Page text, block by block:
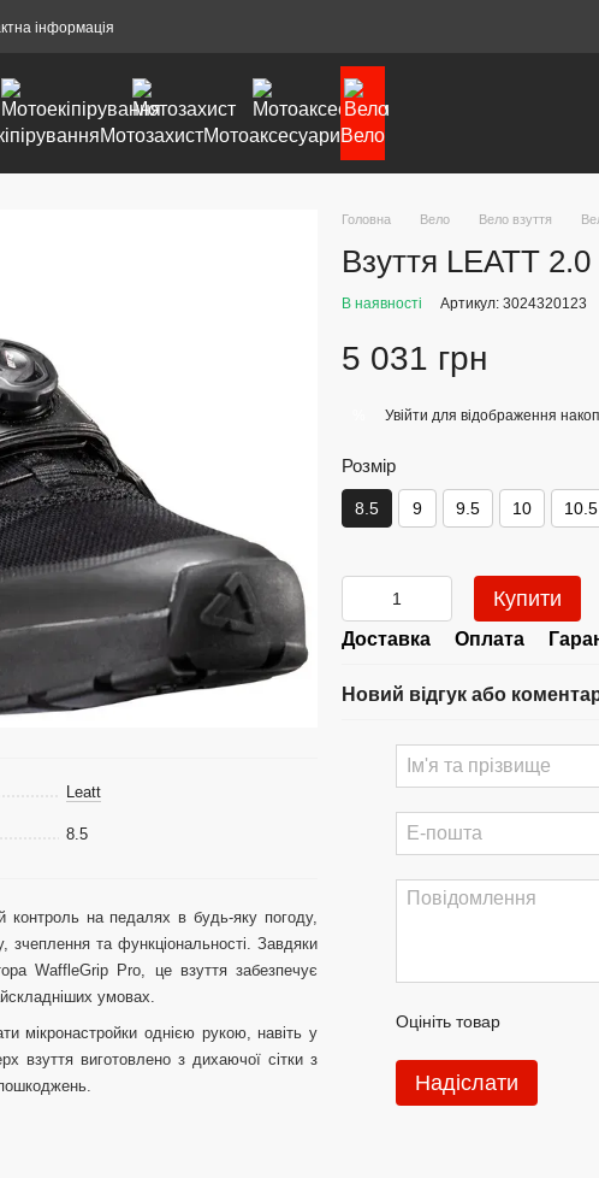
інформація
МотозахистМотоаксесуариВело
Leatt
8.5
на педалях в будь-яку погоду,
та функціональності. Завдяки
WaffleGrip Pro, це взуття забезпечує
умовах.
мікронастройки однією рукою, навіть у
взуття виготовлено з дихаючої сітки з
Головна Вело Вело взуття
Взуття LEATT
В наявності Артикул: 3024320123
5 031 грн
Увійти для відображення
Розмір
8.5 9 9.5 10 10.5
Купити
Доставка Оплата
Новий відгук або
Оцініть товар
Надіслати